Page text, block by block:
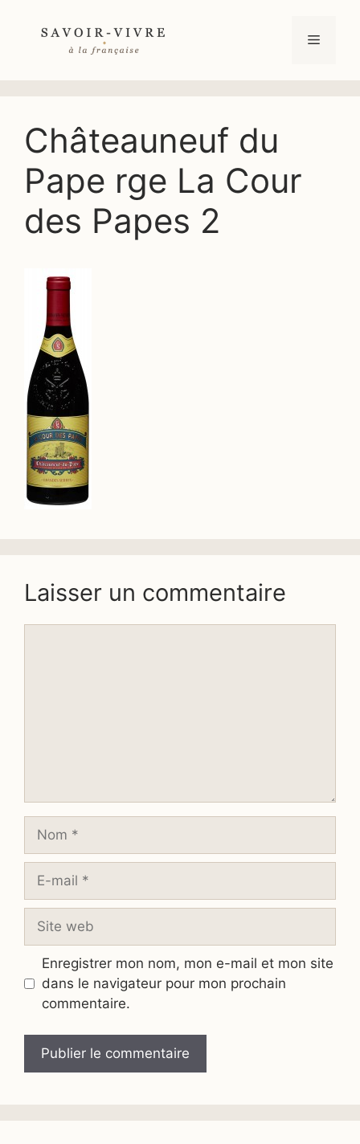
Menu
Châteauneuf du
Pape rge La Cour
des Papes 2
Laisser un commentaire
Nom
Site
Enregistrer mon nom, mon e-mail et mon site
dans le navigateur pour mon prochain
commentaire.